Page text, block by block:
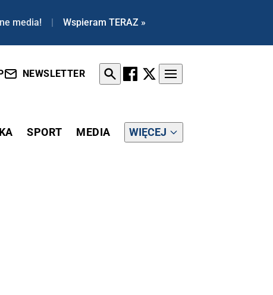
media! | Wspieram TERAZ »
NEWSLETTER
SPORT MEDIA WIĘCEJ